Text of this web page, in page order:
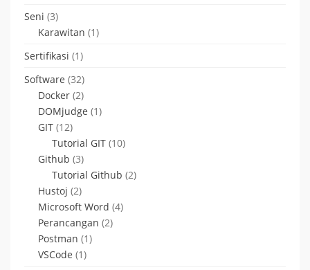
Seni (3)
Karawitan (1)
Sertifikasi (1)
Software (32)
Docker (2)
DOMjudge (1)
GIT (12)
Tutorial GIT (10)
Github (3)
Tutorial Github (2)
Hustoj (2)
Microsoft Word (4)
Perancangan (2)
Postman (1)
VSCode (1)